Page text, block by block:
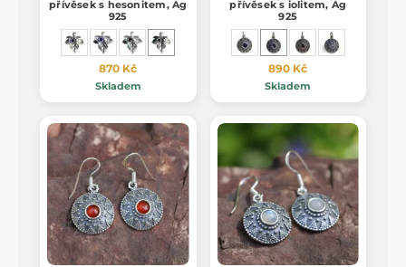
přívěsek s hesonitem, Ag
925
870 Kč
Skladem
přívěsek s iolitem, Ag
925
890 Kč
Skladem